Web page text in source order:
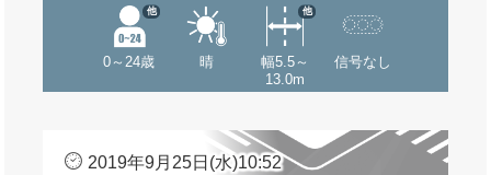
0～24歳
他
晴
幅5.5～
13.0m
他
信号なし
2019年9月25日(水)10:52